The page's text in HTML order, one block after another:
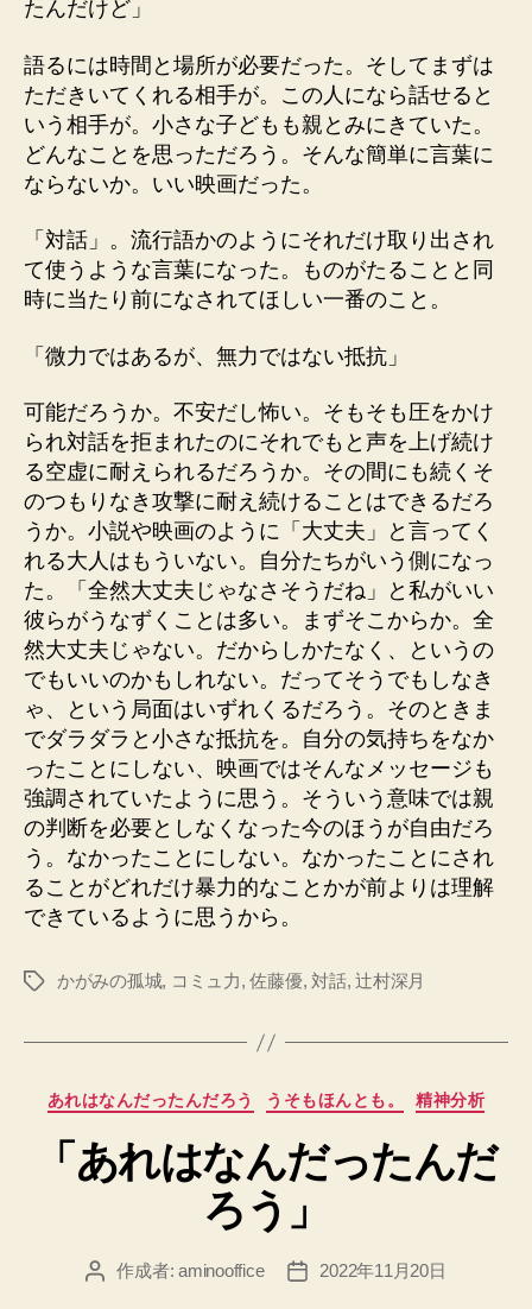
たんだけど」
語るには時間と場所が必要だった。そしてまずは
ただきいてくれる相手が。この人になら話せると
いう相手が。小さな子どもも親とみにきていた。
どんなことを思っただろう。そんな簡単に言葉に
ならないか。いい映画だった。
「対話」。流行語かのようにそれだけ取り出され
て使うような言葉になった。ものがたることと同
時に当たり前になされてほしい一番のこと。
「微力ではあるが、無力ではない抵抗」
可能だろうか。不安だし怖い。そもそも圧をかけ
られ対話を拒まれたのにそれでもと声を上げ続け
る空虚に耐えられるだろうか。その間にも続くそ
のつもりなき攻撃に耐え続けることはできるだろ
うか。小説や映画のように「大丈夫」と言ってく
れる大人はもういない。自分たちがいう側になっ
た。「全然大丈夫じゃなさそうだね」と私がいい
彼らがうなずくことは多い。まずそこからか。全
然大丈夫じゃない。だからしかたなく、というの
でもいいのかもしれない。だってそうでもしなき
ゃ、という局面はいずれくるだろう。そのときま
でダラダラと小さな抵抗を。自分の気持ちをなか
ったことにしない、映画ではそんなメッセージも
強調されていたように思う。そういう意味では親
の判断を必要としなくなった今のほうが自由だろ
う。なかったことにしない。なかったことにされ
ることがどれだけ暴力的なことかが前よりは理解
できているように思うから。
タ
かがみの孤城, コミュ力,佐藤優,対話,辻村深月
カ
ゴ
リ
ー
あれはなんだったんだろう うそもほんとも。 精神分析
「あれはなんだったんだ
ろう」
投
作成者:aminooffice
投
2022年11月20日